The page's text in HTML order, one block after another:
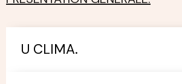
U CLIMA.